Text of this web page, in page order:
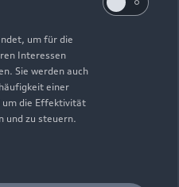
um für die
Interessen
Sie werden auch
einer
um die Effektivität
und zu steuern.
vorbehalten